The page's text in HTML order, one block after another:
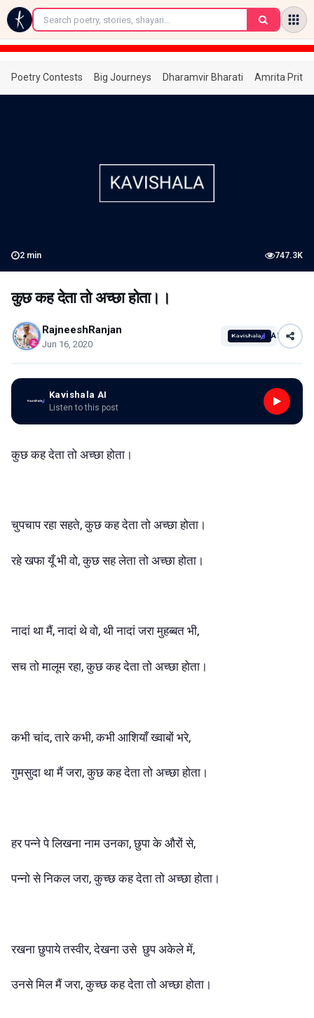
←
Poetry Contests Big Journeys Dharamvir Bharati Amrita
2 min 747.3K
कुछ कह देता तो अच्छा होता।।
RajneeshRanjan
Jun 16, 2020
AI
Kavishala AI
Listen to this post
कुछ कह देता तो अच्छा होता।
चुपचाप रहा सहते, कुछ कह देता तो अच्छा होता।
रहे खफा यूँ भी वो, कुछ सह लेता तो अच्छा होता।
नादां था मैं, नादां थे वो, थी नादां जरा मुहब्बत भी,
सच तो मालूम रहा, कुछ कह देता तो अच्छा होता।
कभी चांद, तारे कभी, कभी आशियाँ ख्वाबों भरे,
गुमसुदा था मैं जरा, कुछ कह देता तो अच्छा होता।
हर पन्ने पे लिखना नाम उनका, छुपा के औरों से,
पन्नो से निकल जरा, कुच्छ कह देता तो अच्छा होता।
रखना छुपाये तस्वीर, देखना उसे छुप अकेले में,
उनसे मिल मैं जरा, कुच्छ कह देता तो अच्छा होता।